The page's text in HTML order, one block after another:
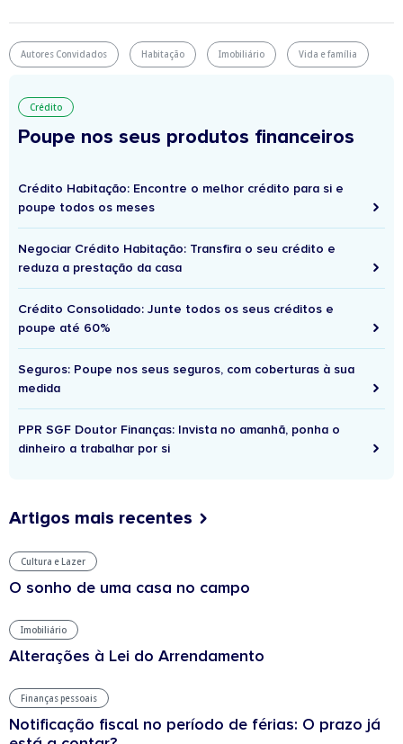
Autores Convidados Habitação Imobiliário Vida e família
Crédito
Poupe nos seus produtos financeiros
Crédito Habitação: Encontre o melhor crédito para si e
poupe todos os meses
Negociar Crédito Habitação: Transfira o seu crédito e
reduza a prestação da casa
Crédito Consolidado: Junte todos os seus créditos e
poupe até 60%
Seguros: Poupe nos seus seguros, com coberturas à sua
medida
PPR SGF Doutor Finanças: Invista no amanhã, ponha o
dinheiro a trabalhar por si
Artigos mais recentes
Cultura e Lazer
O sonho de uma casa no campo
Imobiliário
Alterações à Lei do Arrendamento
Finanças pessoais
Notificação fiscal no período de férias: O prazo já